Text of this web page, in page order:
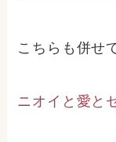
こちらも併せ
ニオイと愛と